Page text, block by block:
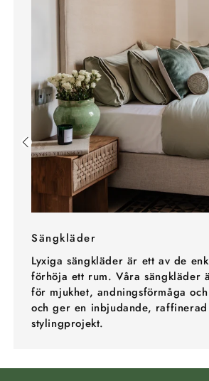
Sängkläder
Lyxiga sängkläder är ett av de
förhöja ett rum. Våra sängkläder
för mjukhet, andningsförmåga
och ger en inbjudande,
stylingprojekt.